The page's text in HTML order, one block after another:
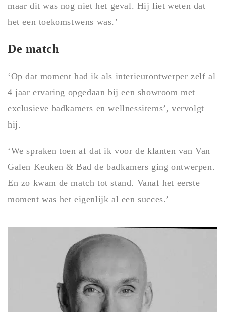
maar dit was nog niet het geval. Hij liet weten dat
het een toekomstwens was.’
De match
‘Op dat moment had ik als interieurontwerper zelf al
4 jaar ervaring opgedaan bij een showroom met
exclusieve badkamers en wellnessitems’, vervolgt
hij.
‘We spraken toen af dat ik voor de klanten van Van
Galen Keuken & Bad de badkamers ging ontwerpen.
En zo kwam de match tot stand. Vanaf het eerste
moment was het eigenlijk al een succes.’